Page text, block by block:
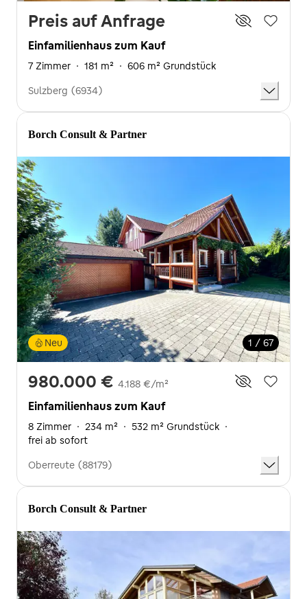
Preis auf Anfrage
Einfamilienhaus zum Kauf
7 Zimmer · 181 m² · 606 m² Grundstück
Sulzberg (6934)
Borch Consult & Partner
1 / 67
Neu
980.000 € 4.188 €/m²
Einfamilienhaus zum Kauf
8 Zimmer · 234 m² · 532 m² Grundstück ·
frei ab sofort
Oberreute (88179)
Borch Consult & Partner